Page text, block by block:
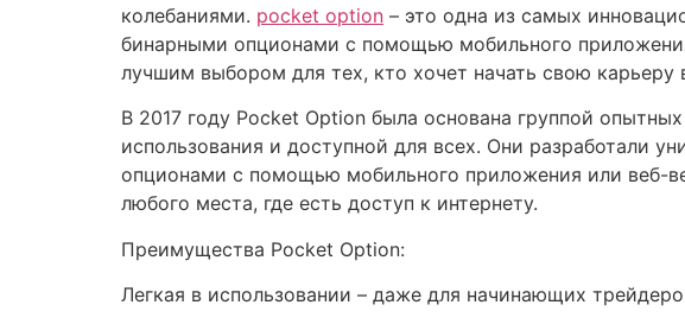
колебаниями. pocket option – это одна из самых
бинарными опционами с помощью мобильного
лучшим выбором для тех, кто хочет начать свою
В 2017 году Pocket Option была основана группой
использования и доступной для всех. Они разработали
опционами с помощью мобильного приложения или веб-
любого места, где есть доступ к интернету.
Преимущества Pocket Option:
Легкая в использовании – даже для начинающих